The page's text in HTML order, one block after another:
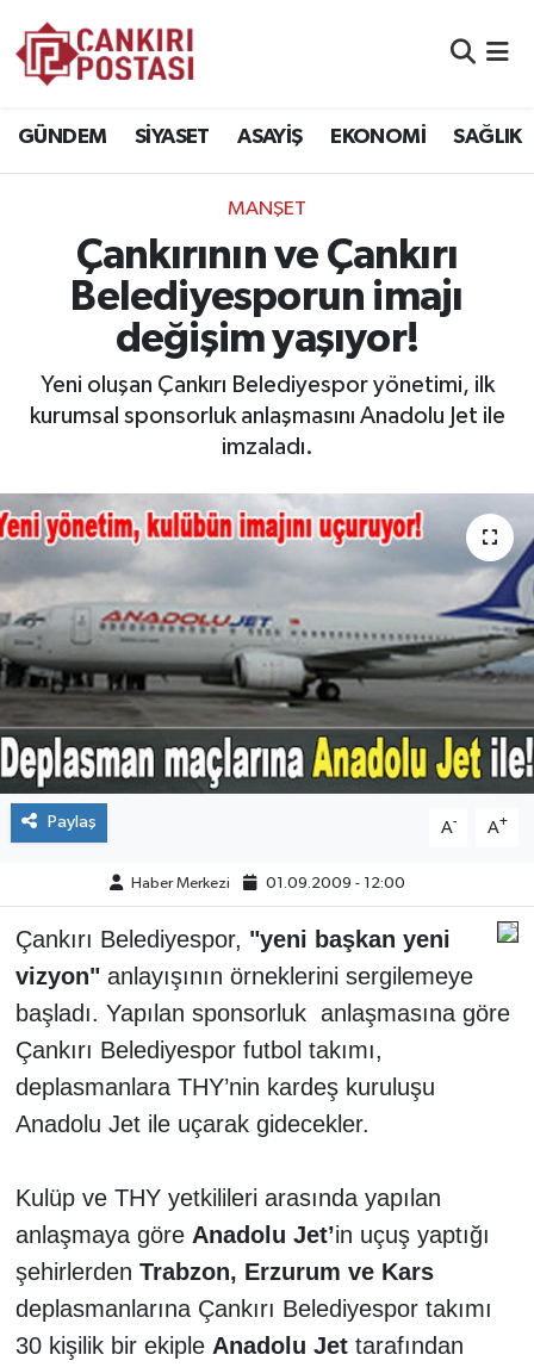
GÜNDEM SİYASET ASAYİŞ EKONOMİ SAĞLIK
MANŞET
Çankırının ve Çankırı
Belediyesporun imajı
değişim yaşıyor!
Yeni oluşan Çankırı Belediyespor yönetimi, ilk
kurumsal sponsorluk anlaşmasını Anadolu Jet ile
imzaladı.
Paylaş A- A+
Haber Merkezi 01.09.2009 - 12:00
Çankırı Belediyespor, "yeni başkan yeni
vizyon"anlayışının örneklerini sergilemeye
başladı. Yapılan sponsorluk anlaşmasına göre
Çankırı Belediyespor futbol takımı,
deplasmanlara THY’nin kardeş kuruluşu
Anadolu Jet ile uçarak gidecekler.
Kulüp ve THY yetkilileri arasında yapılan
anlaşmaya göre Anadolu Jet’in uçuş yaptığı
şehirlerden Trabzon, Erzurum ve Kars
deplasmanlarına Çankırı Belediyespor takımı
30 kişilik bir ekiple Anadolu Jettarafından
EKONOMİ
SAĞLIK
SPOR
YAŞAM
ÇEVRE
İLÇELER
RESMİ İLANLAR
KÜLTÜR
TURİZM
MAGAZİN
VEFAT
BİLİM&TEKNOLOJİ
BÖLGE
TÜRKİYE
Trafik Durumu
Süper Lig Puan Durumu ve Fikstür
Tüm Manşetler
Son Dakika Haberleri
Haber Arşivi